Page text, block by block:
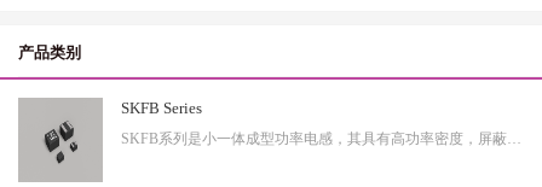
产品类别
SKFB Series
SKFB系列是小一体成型功率电感，其具有高功率密度，屏蔽性出色等特性，适用于中大功率。